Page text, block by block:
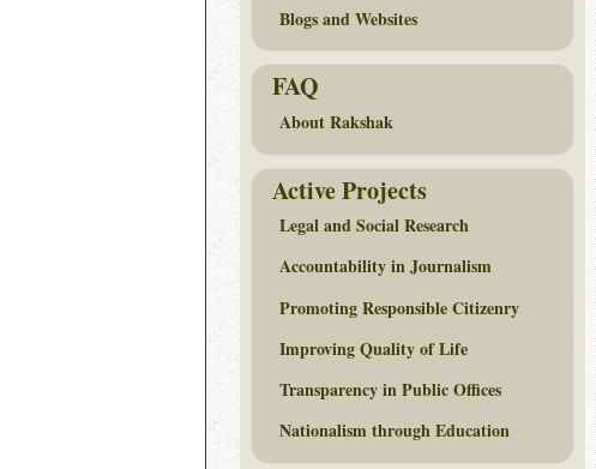
Blogs and Websites
FAQ
About Rakshak
Active Projects
Legal and Social Research
Accountability in Journalism
Promoting Responsible Citizenry
Improving Quality of Life
Transparency in Public Offices
Nationalism through Education